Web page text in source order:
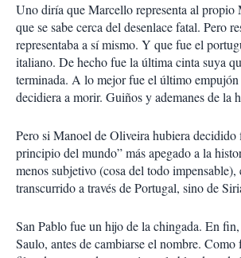
Uno diría que Marcello representa al propio
que se sabe cerca del desenlace fatal. Pero
representaba a sí mismo. Y que fue el
italiano. De hecho fue la última cinta suya
terminada. A lo mejor fue el último empujón
decidiera a morir. Guiños y ademanes de la
Pero si Manoel de Oliveira hubiera
principio del mundo” más apegado a la
menos subjetivo (cosa del todo impensable),
transcurrido a través de Portugal, sino de
San Pablo fue un hijo de la chingada. En
Saulo, antes de cambiarse el nombre.